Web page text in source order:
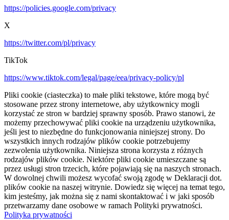
https://policies.google.com/privacy
X
https://twitter.com/pl/privacy
TikTok
https://www.tiktok.com/legal/page/eea/privacy-policy/pl
Pliki cookie (ciasteczka) to małe pliki tekstowe, które mogą być
stosowane przez strony internetowe, aby użytkownicy mogli
korzystać ze stron w bardziej sprawny sposób. Prawo stanowi, że
możemy przechowywać pliki cookie na urządzeniu użytkownika,
jeśli jest to niezbędne do funkcjonowania niniejszej strony. Do
wszystkich innych rodzajów plików cookie potrzebujemy
zezwolenia użytkownika. Niniejsza strona korzysta z różnych
rodzajów plików cookie. Niektóre pliki cookie umieszczane są
przez usługi stron trzecich, które pojawiają się na naszych stronach.
W dowolnej chwili możesz wycofać swoją zgodę w Deklaracji dot.
plików cookie na naszej witrynie. Dowiedz się więcej na temat tego,
kim jesteśmy, jak można się z nami skontaktować i w jaki sposób
przetwarzamy dane osobowe w ramach Polityki prywatności.
Polityka prywatności